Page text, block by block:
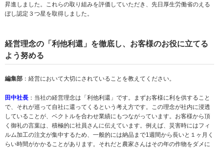
昇進しました。これらの取り組みを評価していただき、先日厚生労働省のえる
ぼし認定３つ星を取得しました。
経営理念の「利他利還」を徹底し、お客様のお役に立てる
よう努める
編集部 ：経営において大切にされていることを教えてください。
田中社長 ：当社の経営理念は「利他利還」です。まずお客様に利を供すること
で、それが巡って自社に還ってくるという考え方です。この理念が社内に浸透
していることが、ベクトルを合わせ業績にもつながっています。お客様から頂
く御礼の言葉は、積極的に社員さんに伝えています。例えば、災害時にはフィ
ルム加工の注文が集中するため、一般的には納品まで1週間から長いと１ヶ月く
らい時間がかかることがあります。それだと農家さんはその年の作物をダメに